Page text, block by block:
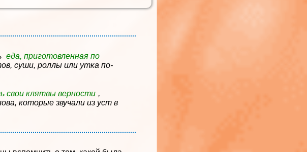
еда, приготовленная по
суши, роллы или утка по-
свои клятвы верности ,
которые звучали из уст в